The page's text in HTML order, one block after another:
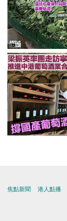
焦點新聞 港人點播